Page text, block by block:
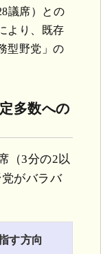
議席）との
より、既存
型野党」の
多数への
（3分の2以
がバラバ
す方向